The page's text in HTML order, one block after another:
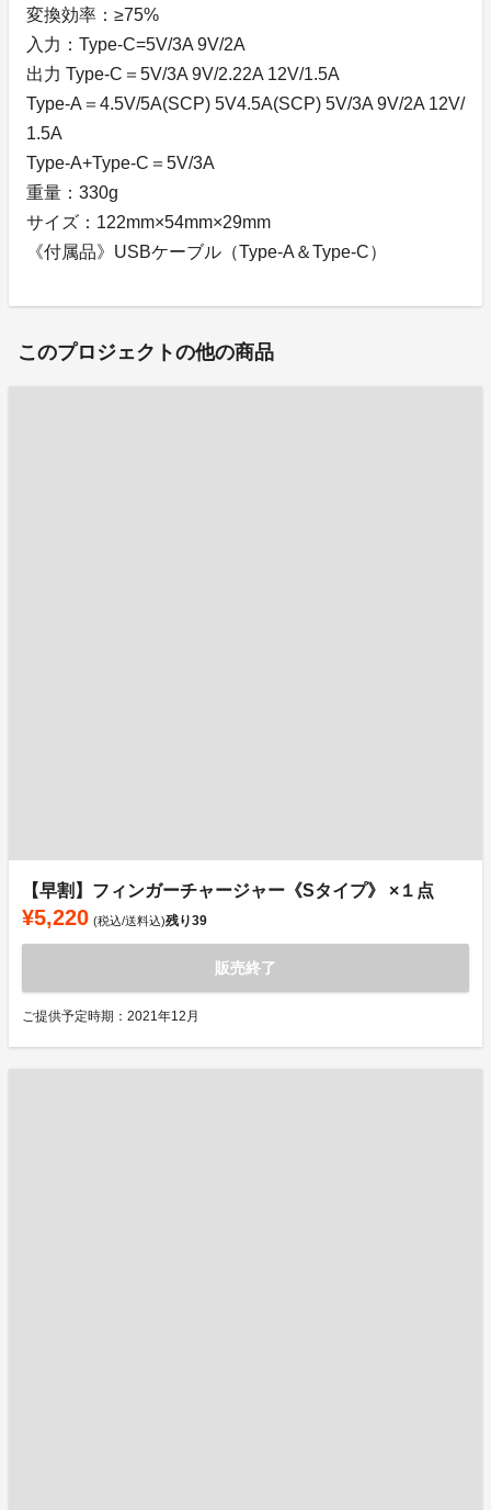
変換効率：≥75%
入力：Type-C=5V/3A 9V/2A
出力 Type-C＝5V/3A 9V/2.22A 12V/1.5A
Type-A＝4.5V/5A(SCP) 5V4.5A(SCP) 5V/3A 9V/2A 12V/
1.5A
Type-A+Type-C＝5V/3A
重量：330g
サイズ：122mm×54mm×29mm
《付属品》USBケーブル（Type-A＆Type-C）
このプロジェクトの他の商品
【早割】フィンガーチャージャー《Sタイプ》 ×１点
¥5,220 (税込/送料込)残り39
販売終了
ご提供予定時期：2021年12月